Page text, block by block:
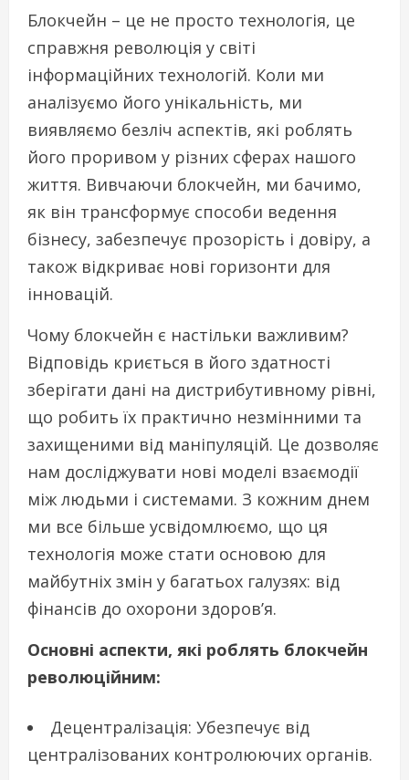
Блокчейн – це не просто технологія, це
справжня революція у світі
інформаційних технологій. Коли ми
аналізуємо його унікальність, ми
виявляємо безліч аспектів, які роблять
його проривом у різних сферах нашого
життя. Вивчаючи блокчейн, ми бачимо,
як він трансформує способи ведення
бізнесу, забезпечує прозорість і довіру, а
також відкриває нові горизонти для
інновацій.
Чому блокчейн є настільки важливим?
Відповідь криється в його здатності
зберігати дані на дистрибутивному рівні,
що робить їх практично незмінними та
захищеними від маніпуляцій. Це дозволяє
нам досліджувати нові моделі взаємодії
між людьми і системами. З кожним днем ​​
ми все більше усвідомлюємо, що ця
технологія може стати основою для
майбутніх змін у багатьох галузях: від
фінансів до охорони здоров’я.
Основні аспекти, які роблять блокчейн
революційним:
Децентралізація: Убезпечує від
централізованих контролюючих органів.